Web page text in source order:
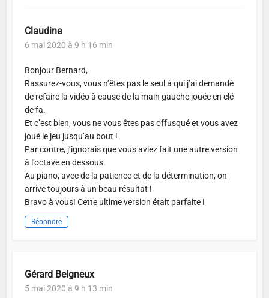
Claudine
6 mai 2020 à 9 h 16 min
Bonjour Bernard,
Rassurez-vous, vous n’êtes pas le seul à qui j’ai demandé
de refaire la vidéo à cause de la main gauche jouée en clé
de fa.
Et c’est bien, vous ne vous êtes pas offusqué et vous avez
joué le jeu jusqu’au bout !
Par contre, j’ignorais que vous aviez fait une autre version
à l’octave en dessous.
Au piano, avec de la patience et de la détermination, on
arrive toujours à un beau résultat !
Bravo à vous! Cette ultime version était parfaite !
Répondre
Gérard Beigneux
5 mai 2020 à 9 h 13 min